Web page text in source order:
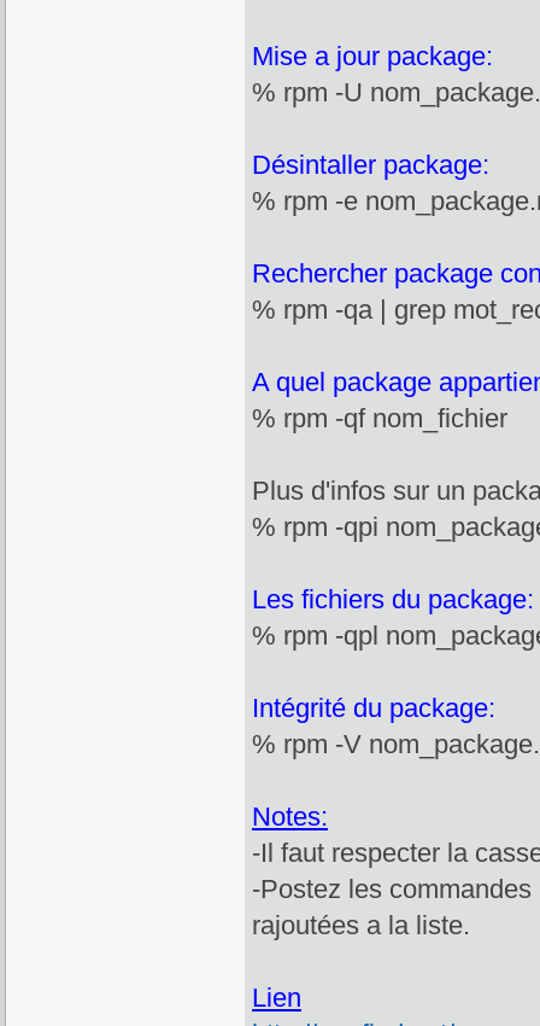
Mise a jour package:
% rpm -U
Désintaller package:
% rpm -e
Rechercher package
% rpm -qa | grep
A quel package
% rpm -qf nom_fichier
Plus d'infos sur un
% rpm -qpi
Les fichiers du package:
% rpm -qpl
Intégrité du package:
% rpm -V
Notes:
-Il faut respecter la
-Postez les
rajoutées a la liste.
Lien